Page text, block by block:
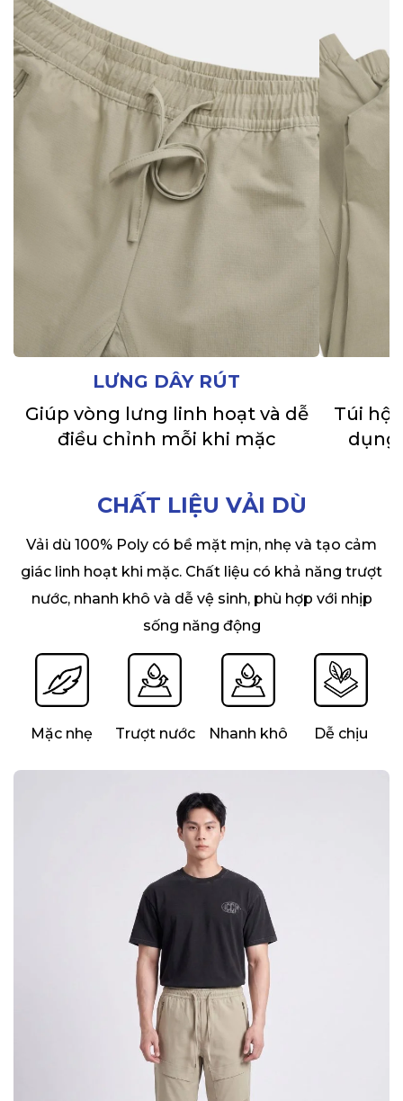
LƯNG DÂY RÚT
Giúp vòng lưng linh hoạt và dễ
điều chỉnh mỗi khi mặc
Túi
dụng
CHẤT LIỆU VẢI DÙ
Vải dù 100% Poly có bề mặt mịn, nhẹ và tạo cảm
giác linh hoạt khi mặc. Chất liệu có khả năng trượt
nước, nhanh khô và dễ vệ sinh, phù hợp với nhịp
sống năng động
Mặc nhẹ Trượt nước Nhanh khô Dễ chịu